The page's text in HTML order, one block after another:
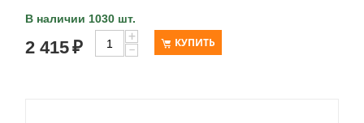
В наличии 1030 шт.
2 415₽
+
−
КУПИТЬ